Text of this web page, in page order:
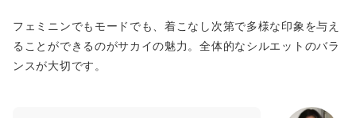
フェミニンでもモードでも、着こなし次第で多様な印象を与え
ることができるのがサカイの魅力。全体的なシルエットのバラ
ンスが大切です。